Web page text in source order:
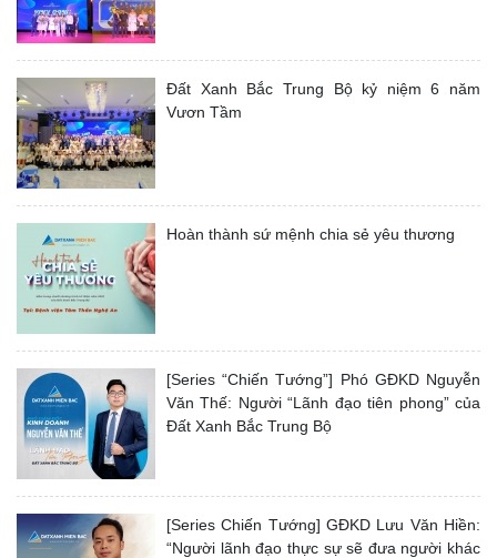
Đất Xanh Bắc Trung Bộ kỷ niệm 6 năm
Vươn Tầm
Hoàn thành sứ mệnh chia sẻ yêu thương
[Series “Chiến Tướng”] Phó GĐKD Nguyễn
Văn Thế: Người “Lãnh đạo tiên phong” của
Đất Xanh Bắc Trung Bộ
[Series Chiến Tướng] GĐKD Lưu Văn Hiền:
“Người lãnh đạo thực sự sẽ đưa người khác